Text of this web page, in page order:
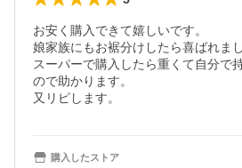
お安く購入できて嬉しいです。
娘家族にもお裾分けしたら喜ばれまし
スーパーで購入したら重くて自分で
ので助かります。
又リピします。
購入したストア